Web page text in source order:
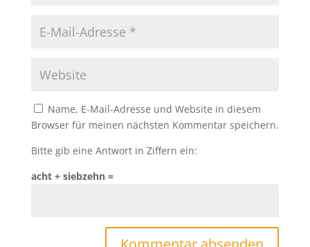
Name, E-Mail-Adresse und Website in diesem
Browser für meinen nächsten Kommentar speichern.
Bitte gib eine Antwort in Ziffern ein:
acht + siebzehn =